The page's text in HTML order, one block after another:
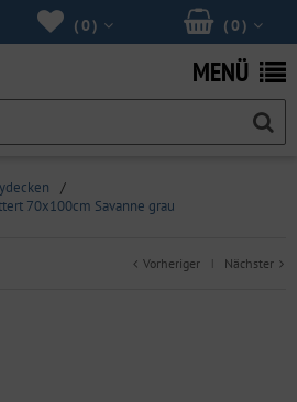
(0 )
(0 )
MENÜ
/
70x100cm Savanne grau
Vorheriger | Nächster